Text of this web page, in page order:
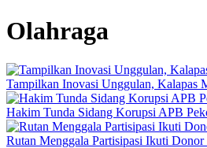
Olahraga
Tampilkan Inovasi Unggulan, Kalapas
Hakim Tunda Sidang Korupsi APB
Rutan Menggala Partisipasi Ikuti